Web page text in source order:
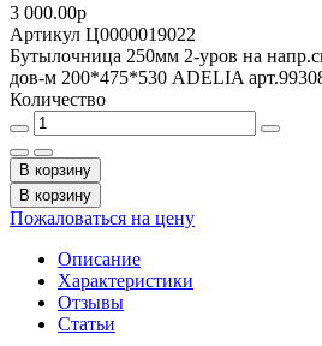
3 000.00p
Артикул Ц0000019022
Бутылочница 250мм 2-уров на
дов-м 200*475*530 ADELIA
Количество
В корзину
В корзину
Пожаловаться на цену
Описание
Характеристики
Отзывы
Статьи